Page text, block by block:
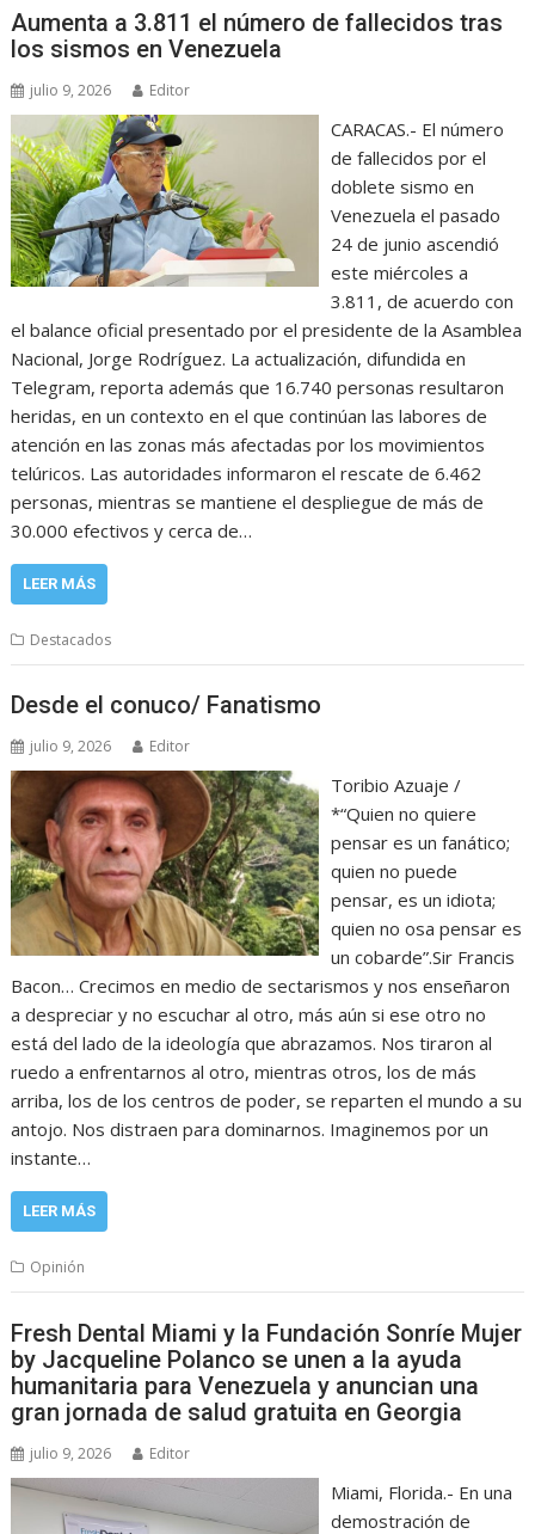
Aumenta a 3.811 el número de fallecidos tras
los sismos en Venezuela
julio 9, 2026 Editor
CARACAS.- El número
de fallecidos por el
doblete sismo en
Venezuela el pasado
24 de junio ascendió
este miércoles a
3.811, de acuerdo con
el balance oficial presentado por el presidente de la Asamblea
Nacional, Jorge Rodríguez. La actualización, difundida en
Telegram, reporta además que 16.740 personas resultaron
heridas, en un contexto en el que continúan las labores de
atención en las zonas más afectadas por los movimientos
telúricos. Las autoridades informaron el rescate de 6.462
personas, mientras se mantiene el despliegue de más de
30.000 efectivos y cerca de…
LEER MÁS
Destacados
Desde el conuco/ Fanatismo
julio 9, 2026 Editor
Toribio Azuaje /
*“Quien no quiere
pensar es un fanático;
quien no puede
pensar, es un idiota;
quien no osa pensar es
un cobarde”.Sir Francis
Bacon… Crecimos en medio de sectarismos y nos enseñaron
a despreciar y no escuchar al otro, más aún si ese otro no
está del lado de la ideología que abrazamos. Nos tiraron al
ruedo a enfrentarnos al otro, mientras otros, los de más
arriba, los de los centros de poder, se reparten el mundo a su
antojo. Nos distraen para dominarnos. Imaginemos por un
instante…
LEER MÁS
Opinión
Fresh Dental Miami y la Fundación Sonríe Mujer
by Jacqueline Polanco se unen a la ayuda
humanitaria para Venezuela y anuncian una
gran jornada de salud gratuita en Georgia
julio 9, 2026 Editor
Miami, Florida.- En una
demostración de